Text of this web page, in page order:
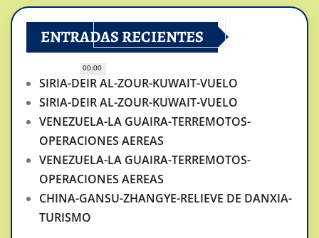
00:00
ENTRADAS RECIENTES
SIRIA-DEIR AL-ZOUR-KUWAIT-VUELO
SIRIA-DEIR AL-ZOUR-KUWAIT-VUELO
VENEZUELA-LA GUAIRA-TERREMOTOS-
OPERACIONES AEREAS
VENEZUELA-LA GUAIRA-TERREMOTOS-
OPERACIONES AEREAS
CHINA-GANSU-ZHANGYE-RELIEVE DE DANXIA-
TURISMO